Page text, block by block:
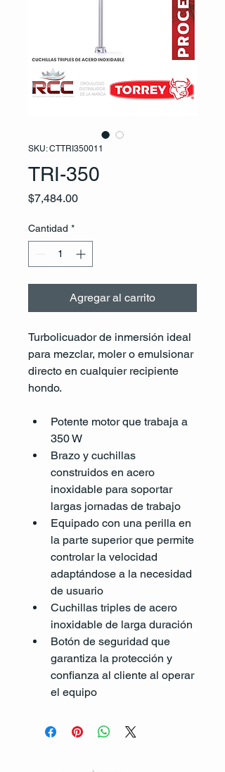
SKU: CTTRI350011
TRI-350
$7,484.00Precio
Cantidad *
Agregar al carrito
Turbolicuador de inmersión ideal
para mezclar, moler o emulsionar
directo en cualquier recipiente
hondo.
Potente motor que trabaja a
350 W
Brazo y cuchillas
construidos en acero
inoxidable para soportar
largas jornadas de trabajo
Equipado con una perilla en
la parte superior que permite
controlar la velocidad
adaptándose a la necesidad
de usuario
Cuchillas triples de acero
inoxidable de larga duración
Botón de seguridad que
garantiza la protección y
confianza al cliente al operar
el equipo